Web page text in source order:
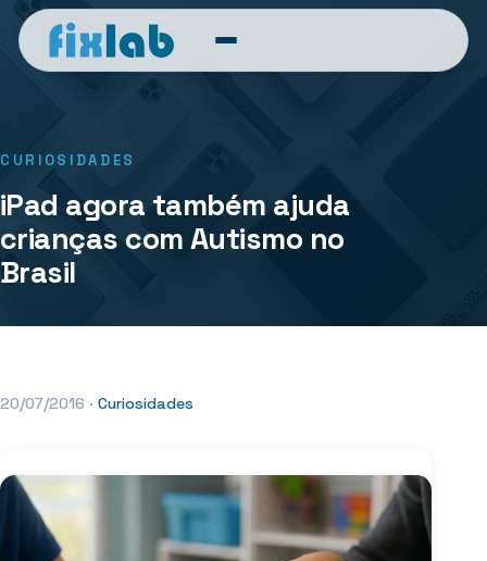
CURIOSIDADES
iPad agora também ajuda
crianças com Autismo no
Brasil
20/07/2016 · Curiosidades